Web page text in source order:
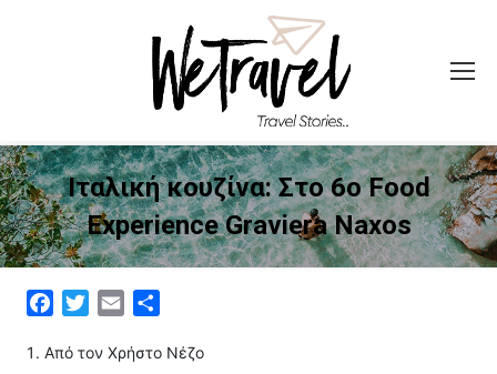
Ιταλική κουζίνα: Στο 6ο Food
Experience Graviera Naxos
FacebookTwitterEmail
Από τον Χρήστο Νέζο